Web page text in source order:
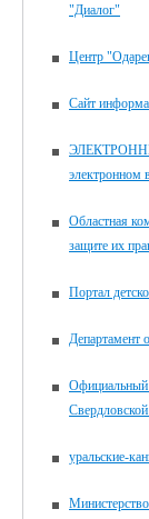
"Диалог"
Центр
Сайт
электронном
Областная
защите их
Портал
Департамент
Официальный
Свердловской
уральские-